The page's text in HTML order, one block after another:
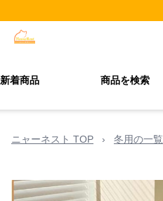
新着商品 商品を検索
ニャーネスト TOP › 冬用の一覧